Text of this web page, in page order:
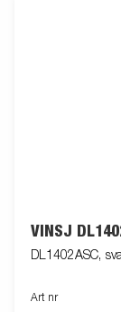
VINSJ
DL1402ASC,
Art nr